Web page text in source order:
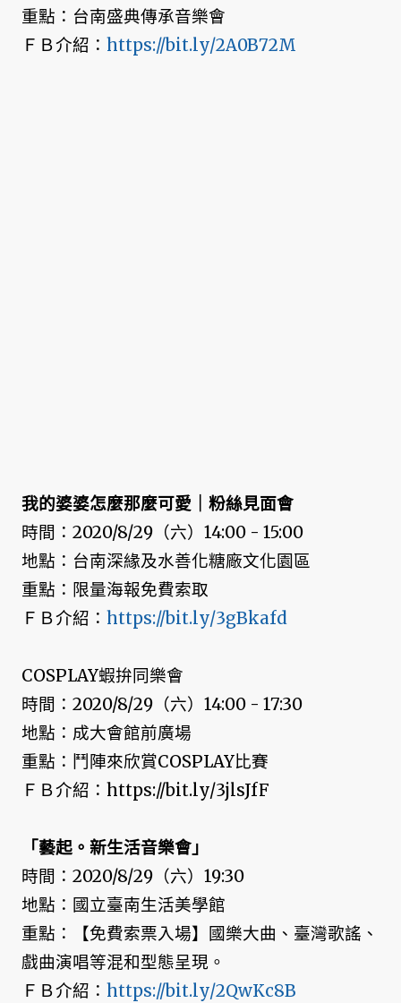
重點：台南盛典傳承音樂會
ＦＢ介紹： https://bit.ly/2A0B72M
我的婆婆怎麼那麼可愛｜粉絲見面會
時間：2020/8/29（六）14:00 - 15:00
地點：台南深緣及水善化糖廠文化園區
重點：限量海報免費索取
ＦＢ介紹： https://bit.ly/3gBkafd
COSPLAY蝦拚同樂會
時間：2020/8/29（六）14:00 - 17:30
地點：成大會館前廣場
重點：鬥陣來欣賞COSPLAY比賽
ＦＢ介紹：https://bit.ly/3jlsJfF
「藝起。新生活音樂會」
時間：2020/8/29（六）19:30
地點：國立臺南生活美學館
重點：【免費索票入場】國樂大曲、臺灣歌謠、
戲曲演唱等混和型態呈現。
ＦＢ介紹： https://bit.ly/2QwKc8B